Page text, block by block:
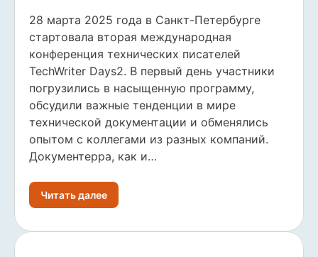
28 марта 2025 года в Санкт-Петербурге
стартовала вторая международная
конференция технических писателей
TechWriter Days2. В первый день участники
погрузились в насыщенную программу,
обсудили важные тенденции в мире
технической документации и обменялись
опытом с коллегами из разных компаний.
Документерра, как и…
Читать далее